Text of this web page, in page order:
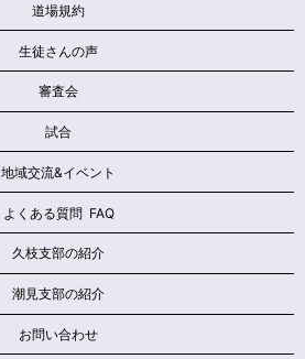
道場規約
生徒さんの声
審査会
試合
地域交流&イベント
よくある質問 FAQ
久枝支部の紹介
潮見支部の紹介
お問い合わせ